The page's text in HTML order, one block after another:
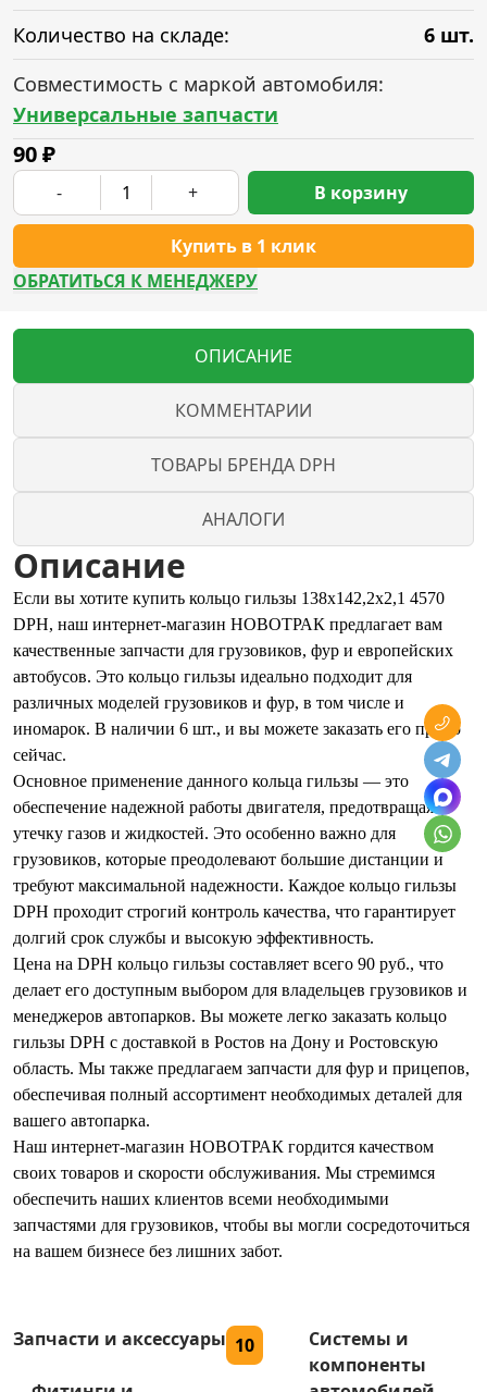
Количество на складе:
6 шт.
Совместимость с маркой автомобиля:
Универсальные запчасти
90₽
- +
Купить в 1 клик
В корзину
ОБРАТИТЬСЯ К МЕНЕДЖЕРУ
ОПИСАНИЕ
КОММЕНТАРИИ
ТОВАРЫ БРЕНДА DPH
АНАЛОГИ
Описание
Если вы хотите купить кольцо гильзы 138х142,2х2,1 4570
DPH, наш интернет-магазин НОВОТРАК предлагает вам
качественные запчасти для грузовиков, фур и европейских
автобусов. Это кольцо гильзы идеально подходит для
различных моделей грузовиков и фур, в том числе и
иномарок. В наличии 6 шт., и вы можете заказать его прямо
сейчас.
Основное применение данного кольца гильзы — это
обеспечение надежной работы двигателя, предотвращая
утечку газов и жидкостей. Это особенно важно для
грузовиков, которые преодолевают большие дистанции и
требуют максимальной надежности. Каждое кольцо гильзы
DPH проходит строгий контроль качества, что гарантирует
долгий срок службы и высокую эффективность.
Цена на DPH кольцо гильзы составляет всего 90 руб., что
делает его доступным выбором для владельцев грузовиков и
менеджеров автопарков. Вы можете легко заказать кольцо
гильзы DPH с доставкой в Ростов на Дону и Ростовскую
область. Мы также предлагаем запчасти для фур и прицепов,
обеспечивая полный ассортимент необходимых деталей для
вашего автопарка.
Наш интернет-магазин НОВОТРАК гордится качеством
своих товаров и скорости обслуживания. Мы стремимся
обеспечить наших клиентов всеми необходимыми
запчастями для грузовиков, чтобы вы могли сосредоточиться
на вашем бизнесе без лишних забот.
Запчасти и аксессуары 10
Системы и
компоненты